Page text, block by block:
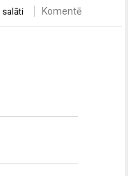
salāti Komentē